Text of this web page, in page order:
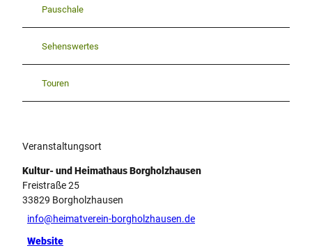
Pauschale
Sehenswertes
Touren
Veranstaltungsort
Kultur- und Heimathaus Borgholzhausen
Freistraße 25
33829 Borgholzhausen
info@heimatverein-borgholzhausen.de
Website